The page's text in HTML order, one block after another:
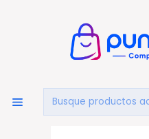
Inicio OTRAS
Linternas
Linterna Led Cintillo Luz